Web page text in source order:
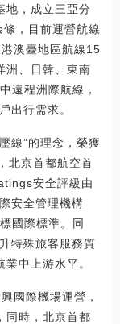
地，成立三亞分
，目前運營航線
澳臺地區航線15
洲、日韓、東南
遠程洲際航線，
出行需求。
線”的理念，榮獲
北京首都航空首
安全評級由
安全管理機構
國際標準。同
特殊旅客服務質
中上游水平。
國際機場運營，
同時，北京首都